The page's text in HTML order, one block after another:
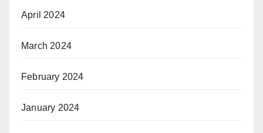
April 2024
March 2024
February 2024
January 2024